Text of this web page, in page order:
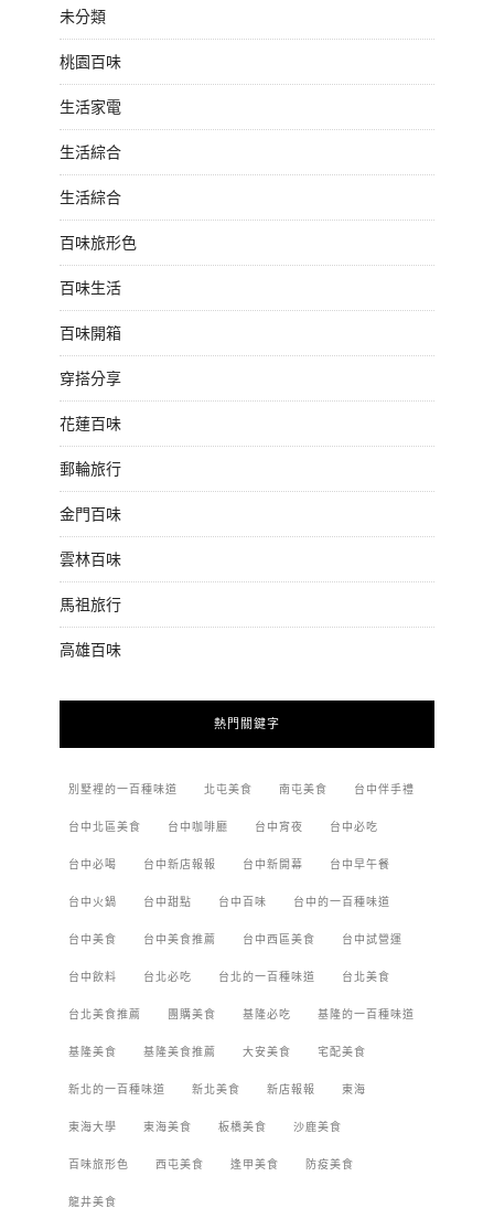
未分類
桃園百味
生活家電
生活綜合
生活綜合
百味旅形色
百味生活
百味開箱
穿搭分享
花蓮百味
郵輪旅行
金門百味
雲林百味
馬祖旅行
高雄百味
熱門關鍵字
別墅裡的一百種味道 北屯美食 南屯美食 台中伴手禮
台中北區美食 台中咖啡廳 台中宵夜 台中必吃
台中必喝 台中新店報報 台中新開幕 台中早午餐
台中火鍋 台中甜點 台中百味 台中的一百種味道
台中美食 台中美食推薦 台中西區美食 台中試營運
台中飲料 台北必吃 台北的一百種味道 台北美食
台北美食推薦 團購美食 基隆必吃 基隆的一百種味道
基隆美食 基隆美食推薦 大安美食 宅配美食
新北的一百種味道 新北美食 新店報報 東海
東海大學 東海美食 板橋美食 沙鹿美食
百味旅形色 西屯美食 逢甲美食 防疫美食
龍井美食